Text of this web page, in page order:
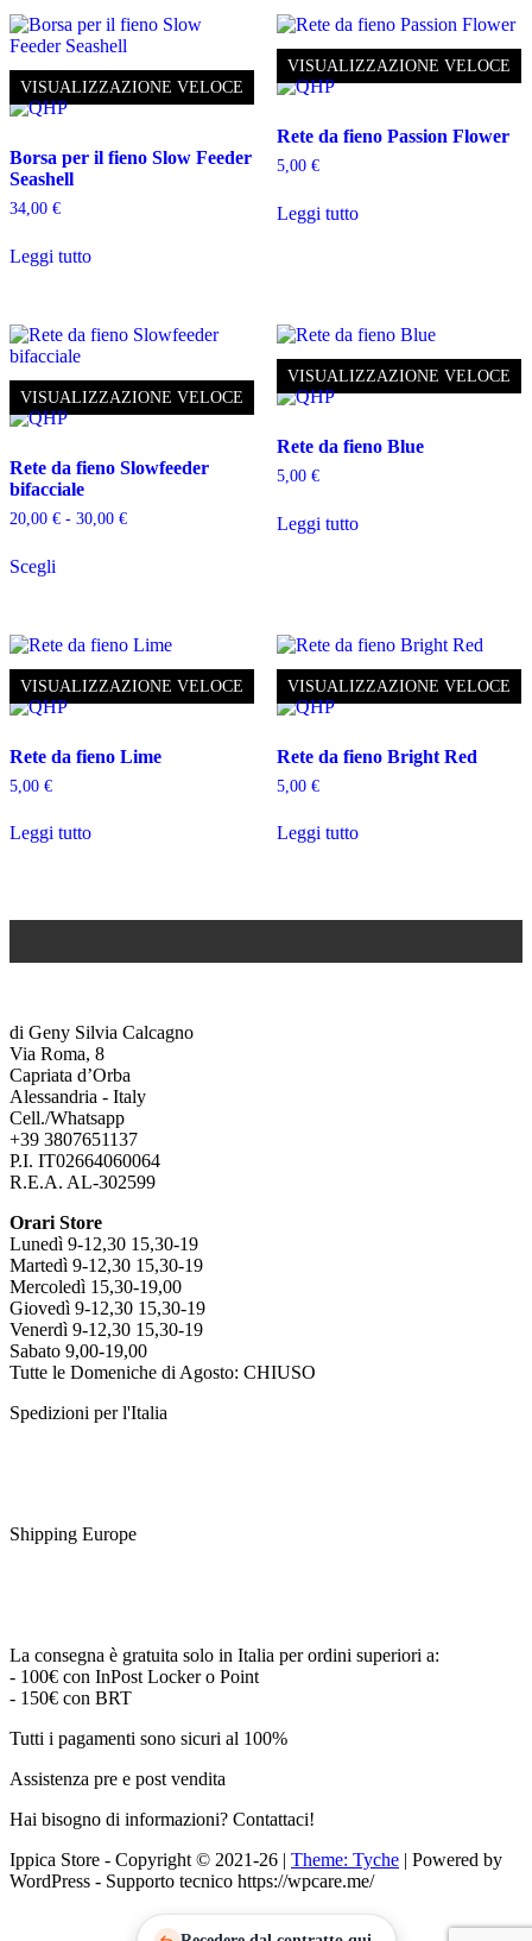
VISUALIZZAZIONE VELOCE
Borsa per il fieno Slow Feeder
Seashell
34,00 €
Leggi tutto
VISUALIZZAZIONE VELOCE
Rete da fieno Passion Flower
5,00 €
Leggi tutto
VISUALIZZAZIONE VELOCE
Rete da fieno Slowfeeder
bifacciale
20,00 € - 30,00 €Fascia
Scegliprodotto
Le
opzioni
possono
essere
nella
prodotto
VISUALIZZAZIONE VELOCE
Rete da fieno Blue
5,00 €
Leggi tutto
VISUALIZZAZIONE VELOCE
Rete da fieno Lime
5,00 €
Leggi tutto
VISUALIZZAZIONE VELOCE
Rete da fieno Bright Red
5,00 €
Leggi tutto
di Geny Silvia Calcagno
Via Roma, 8
Capriata d’Orba
Alessandria - Italy
Cell./Whatsapp
+39 3807651137
P.I. IT02664060064
R.E.A. AL-302599
Orari Store
Lunedì 9-12,30 15,30-19
Martedì 9-12,30 15,30-19
Mercoledì 15,30-19,00
Giovedì 9-12,30 15,30-19
Venerdì 9-12,30 15,30-19
Sabato 9,00-19,00
Tutte le Domeniche di Agosto: CHIUSO
Spedizioni per l'Italia
Shipping Europe
La consegna è gratuita solo in Italia per ordini superiori a:
- 100€ con InPost Locker o Point
- 150€ con BRT
Tutti i pagamenti sono sicuri al 100%
Assistenza pre e post vendita
Hai bisogno di informazioni? Contattaci!
Ippica Store - Copyright © 2021-26 | Theme: Tyche | Powered by
WordPress - Supporto tecnico https://wpcare.me/